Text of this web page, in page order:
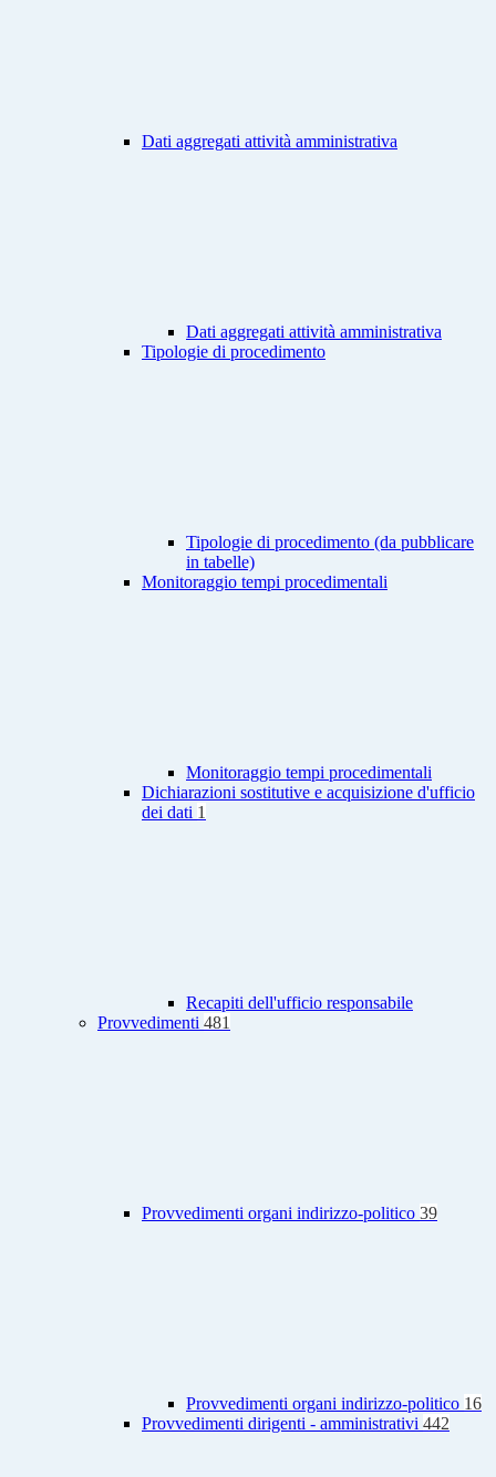
Dati aggregati attività amministrativa
Dati aggregati attività amministrativa
Tipologie di procedimento
Tipologie di procedimento (da pubblicare
in tabelle)
Monitoraggio tempi procedimentali
Monitoraggio tempi procedimentali
Dichiarazioni sostitutive e acquisizione d'ufficio
dei dati 1
Recapiti dell'ufficio responsabile
Provvedimenti 481
Provvedimenti organi indirizzo-politico 39
Provvedimenti organi indirizzo-politico 16
Provvedimenti dirigenti - amministrativi 442